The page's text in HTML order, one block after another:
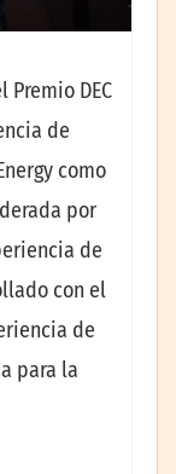
DEC
de
como
por
de
con el
de
para la